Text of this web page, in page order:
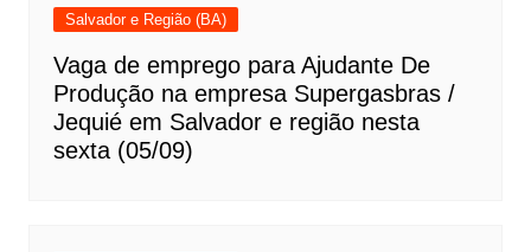
Salvador e Região (BA)
Vaga de emprego para Ajudante De
Produção na empresa Supergasbras /
Jequié em Salvador e região nesta
sexta (05/09)